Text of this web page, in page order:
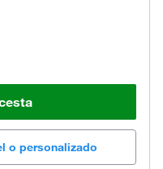
o personalizado